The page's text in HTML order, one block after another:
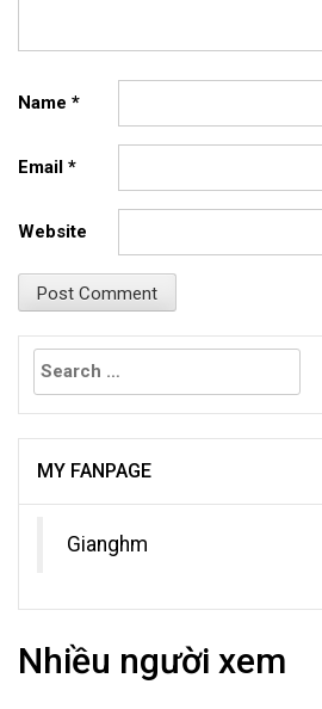
Name *
Email *
Website
Search
for:
MY FANPAGE
Gianghm
Nhiều người xem